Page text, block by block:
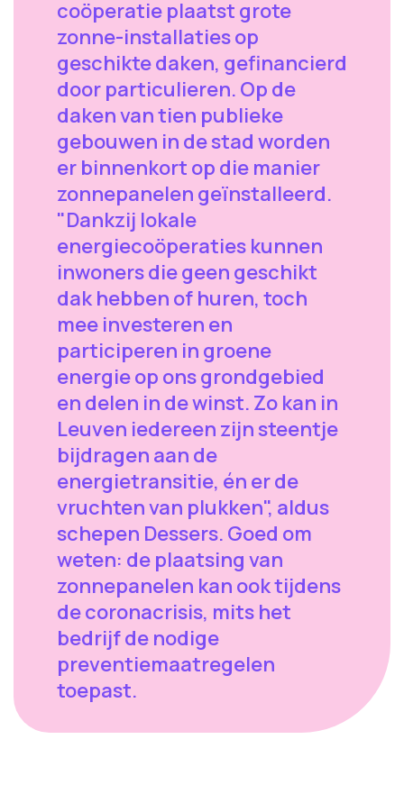
coöperatie plaatst grote
zonne-installaties op
geschikte daken, gefinancierd
door particulieren. Op de
daken van tien publieke
gebouwen in de stad worden
er binnenkort op die manier
zonnepanelen geïnstalleerd.
"Dankzij lokale
energiecoöperaties kunnen
inwoners die geen geschikt
dak hebben of huren, toch
mee investeren en
participeren in groene
energie op ons grondgebied
en delen in de winst. Zo kan in
Leuven iedereen zijn steentje
bijdragen aan de
energietransitie, én er de
vruchten van plukken", aldus
schepen Dessers. Goed om
weten: de plaatsing van
zonnepanelen kan ook tijdens
de coronacrisis, mits het
bedrijf de nodige
preventiemaatregelen
toepast.